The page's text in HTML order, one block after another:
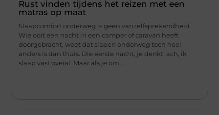
Rust vinden tijdens het reizen met een
matras op maat
Slaapcomfort onderweg is geen vanzelfsprekendheid
Wie ooit een nacht in een camper of caravan heeft
doorgebracht, weet dat slapen onderweg toch heel
anders is dan thuis. Die eerste nacht, je denkt: ach, ik
slaap vast overal. Maar als je om ...